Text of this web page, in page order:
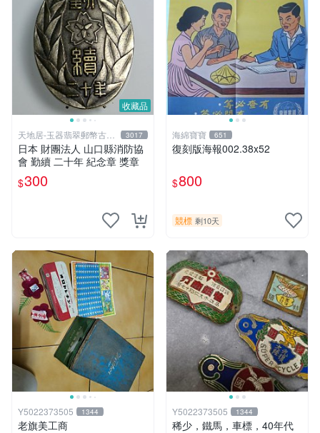
收藏品
天地居-玉器翡翠郵幣古玩
藝品
3017
日本 財團法人 山口縣消防協
會 勤續 二十年 紀念章 獎章
$300
海綿寶寶 651
復刻版海報002.38x52
$800
競標 剩10天
Y5022373505 1344
老旗美工商
Y5022373505 1344
稀少，鐵馬，車標，40年代